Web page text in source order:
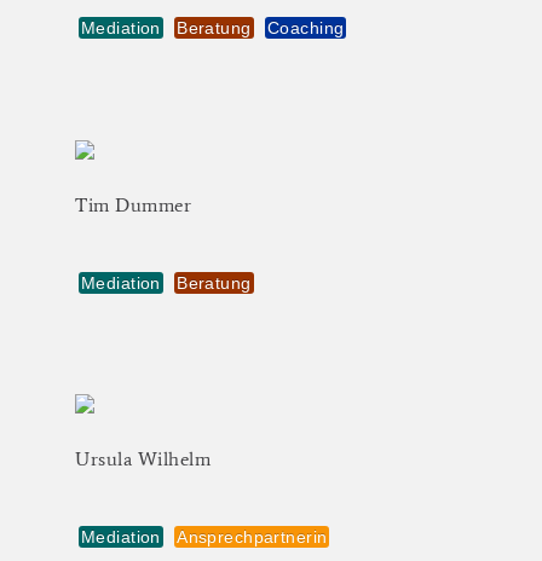
Mediation Beratung Coaching
Tim Dummer
Mediation Beratung
Ursula Wilhelm
Mediation Ansprechpartnerin